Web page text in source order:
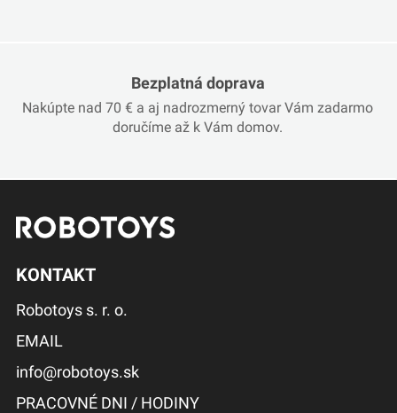
Bezplatná doprava
Nakúpte nad 70 € a aj nadrozmerný tovar Vám zadarmo
doručíme až k Vám domov.
KONTAKT
Robotoys s. r. o.
EMAIL
info@robotoys.sk
PRACOVNÉ DNI / HODINY